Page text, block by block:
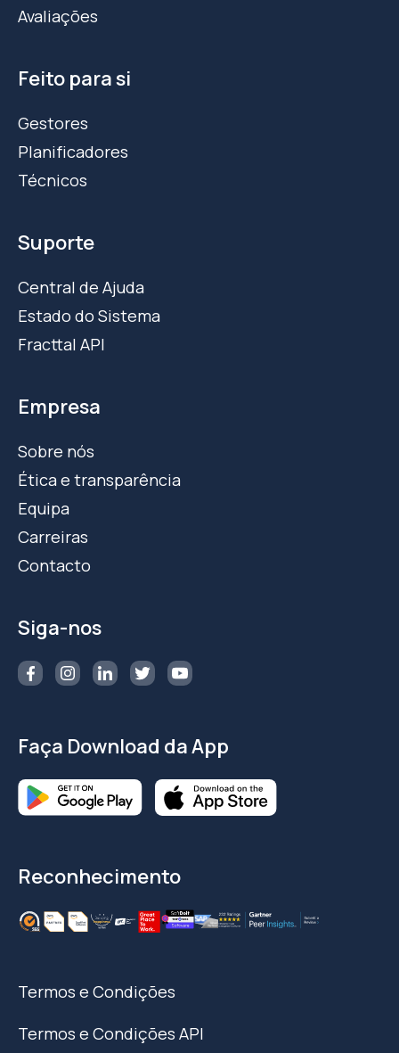
Avaliações
Feito para si
Gestores
Planificadores
Técnicos
Suporte
Central de Ajuda
Estado do Sistema
Fracttal API
Empresa
Sobre nós
Ética e transparência
Equipa
Carreiras
Contacto
Siga-nos
Faça Download da App
Reconhecimento
Termos e Condições
Termos e Condições API